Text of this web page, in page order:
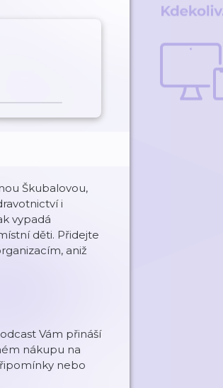
Škubalovou,
i
vypadá
děti. Přidejte
aniž
Vám přináší
nákupu na
nebo